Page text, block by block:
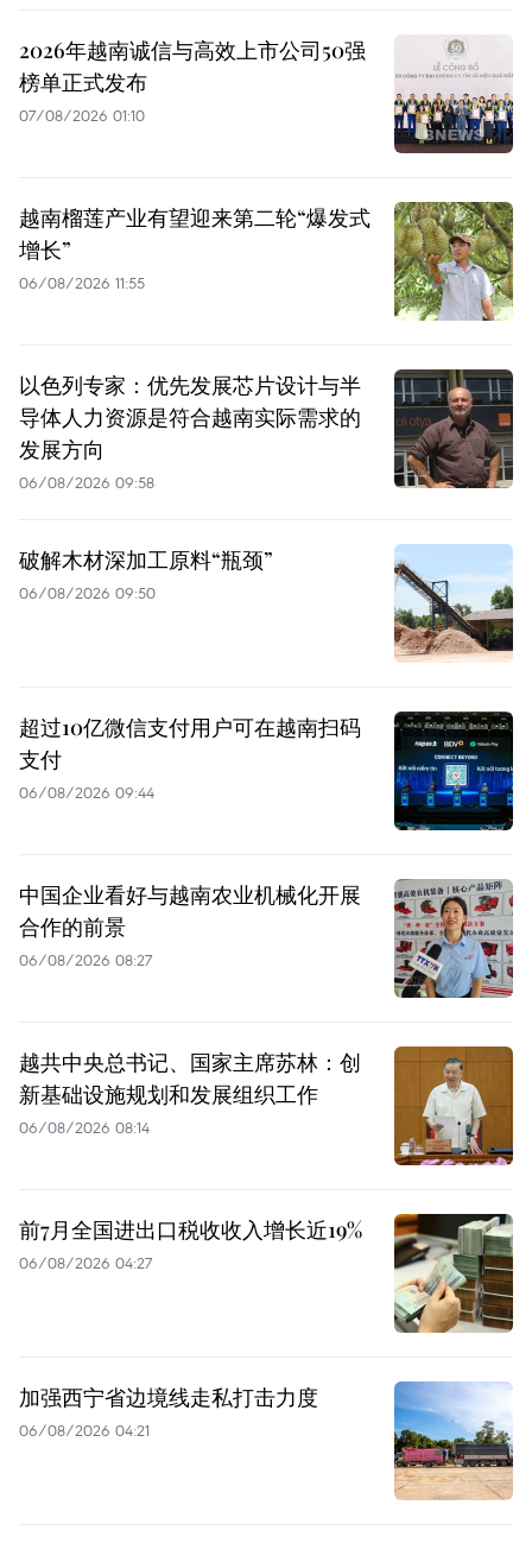
2026年越南诚信与高效上市公司50强
榜单正式发布
07/08/2026 01:10
越南榴莲产业有望迎来第二轮“爆发式
增长”
06/08/2026 11:55
以色列专家：优先发展芯片设计与半
导体人力资源是符合越南实际需求的
发展方向
06/08/2026 09:58
破解木材深加工原料“瓶颈”
06/08/2026 09:50
超过10亿微信支付用户可在越南扫码
支付
06/08/2026 09:44
中国企业看好与越南农业机械化开展
合作的前景
06/08/2026 08:27
越共中央总书记、国家主席苏林：创
新基础设施规划和发展组织工作
06/08/2026 08:14
前7月全国进出口税收收入增长近19%
06/08/2026 04:27
加强西宁省边境线走私打击力度
06/08/2026 04:21